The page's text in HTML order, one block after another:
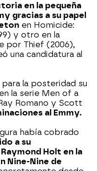
en la pequeña
gracias a su papel
en Homicide:
y otro en la
por Thief (2006),
una candidatura al
la posteridad su
la serie Men of a
Romano y Scott
al Emmy.
había cobrado
a su
Holt en la
Nine-Nine de